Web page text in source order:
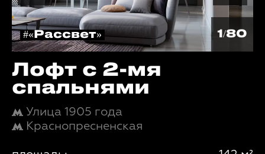
#«Рассвет» 1/80
Лофт с 2-мя
спальнями
Улица 1905 года
Краснопресненская